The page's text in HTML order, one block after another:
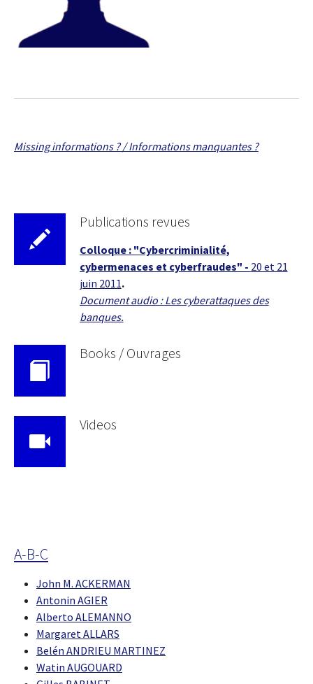
Missing informations ? / Informations manquantes ?
Publications revues
Colloque : "Cybercriminialité,
cybermenaces et cyberfraudes" - 20 et 21
juin 2011.
Document audio : Les cyberattaques des
banques.
Books / Ouvrages
Videos
A-B-C
John M. ACKERMAN
Antonin AGIER
Alberto ALEMANNO
Margaret ALLARS
Belén ANDRIEU MARTINEZ
Watin AUGOUARD